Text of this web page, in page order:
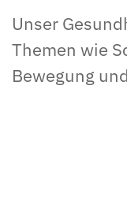
Unser
Themen wie
Bewegung